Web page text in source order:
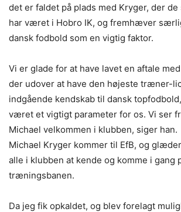
det er faldet på plads med Kryger, der
har været i Hobro IK, og fremhæver
dansk fodbold som en vigtig faktor.
Vi er glade for at have lavet en aftale
der udover at have den højeste træner-
indgående kendskab til dansk
været et vigtigt parameter for os. Vi ser
Michael velkommen i klubben, siger han.
Michael Kryger kommer til EfB, og
alle i klubben at kende og komme i gang
træningsbanen.
Da jeg fik opkaldet, og blev forelagt